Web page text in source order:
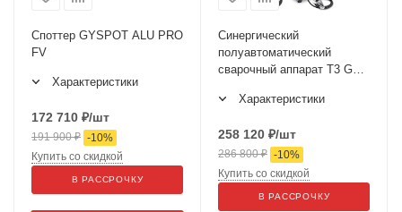
Споттер GYSPOT ALU PRO
FV
Характеристики
172 710 ₽/шт
191 900₽ -10%
Купить со скидкой
В РАССРОЧКУ
Синергический
полуавтоматический
сварочный аппарат T3 GYS
Характеристики
258 120 ₽/шт
286 800₽ -10%
Купить со скидкой
В РАССРОЧКУ